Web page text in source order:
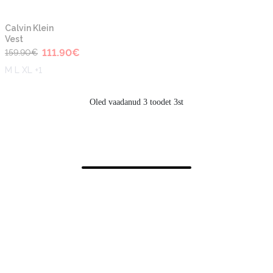
-30%
Calvin Klein
Vest
159.90€ 111.90€
M L XL +1
Oled vaadanud 3 toodet 3st